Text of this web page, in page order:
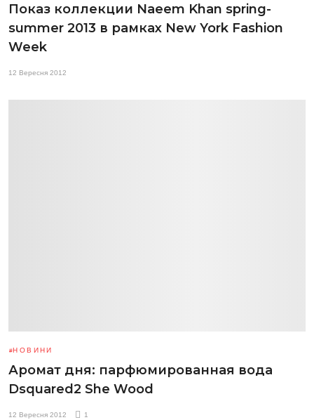
Показ коллекции Naeem Khan spring-
summer 2013 в рамках New York Fashion
Week
12 Вересня 2012
НОВИНИ
Аромат дня: парфюмированная вода
Dsquared2 She Wood
12 Вересня 2012 1